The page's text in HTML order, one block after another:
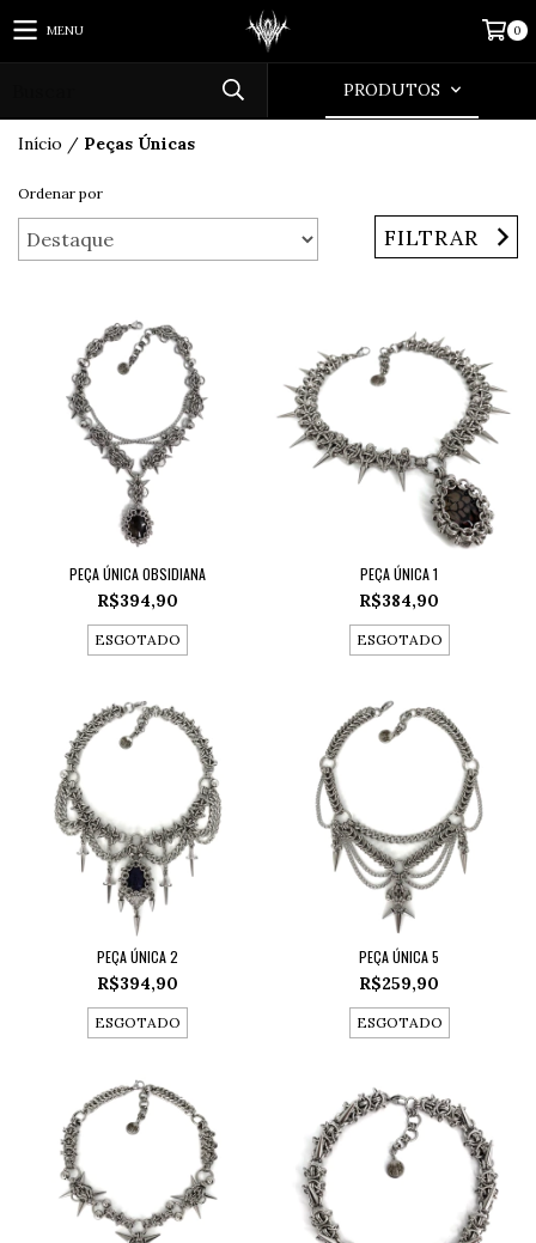
MENU 0
PRODUTOS
Início / Peças Únicas
Ordenar por
FILTRAR
PEÇA ÚNICA OBSIDIANA
R$394,90
ESGOTADO
PEÇA ÚNICA 1
R$384,90
ESGOTADO
PEÇA ÚNICA 2
R$394,90
ESGOTADO
PEÇA ÚNICA 5
R$259,90
ESGOTADO